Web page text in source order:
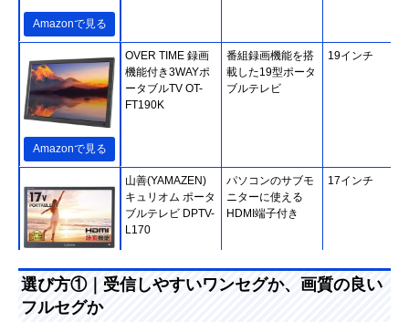
Amazonで見る
Amazonで見る
OVER TIME 録画
機能付き3WAYポ
ータブルTV OT-
FT190K
番組録画機能を搭
載した19型ポータ
ブルテレビ
19インチ
Amazonで見る
山善(YAMAZEN)
キュリオム ポータ
ブルテレビ DPTV-
L170
パソコンのサブモ
ニターに使える
HDMI端子付き
17インチ
選び方①｜受信しやすいワンセグか、画質の良い
フルセグか